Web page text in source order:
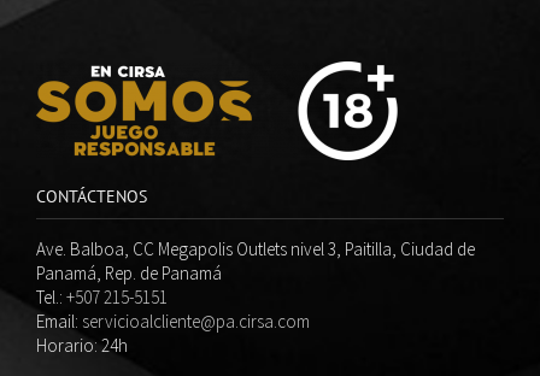
CONTÁCTENOS
Ave. Balboa, CC Megapolis Outlets nivel 3, Paitilla, Ciudad de
Panamá, Rep. de Panamá
Tel.: +507 215-5151
Email: servicioalcliente@pa.cirsa.com
Horario: 24h